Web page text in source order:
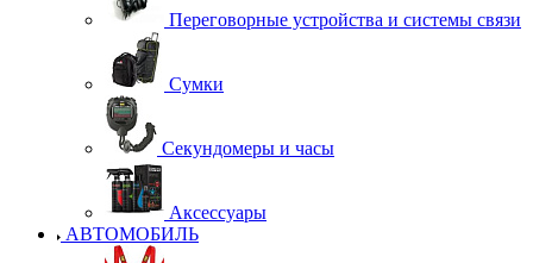
Переговорные устройства и системы связи
Сумки
Секундомеры и часы
Аксессуары
АВТОМОБИЛЬ